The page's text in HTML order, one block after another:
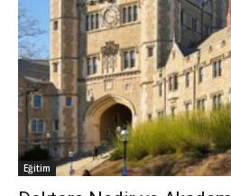
Eğitim